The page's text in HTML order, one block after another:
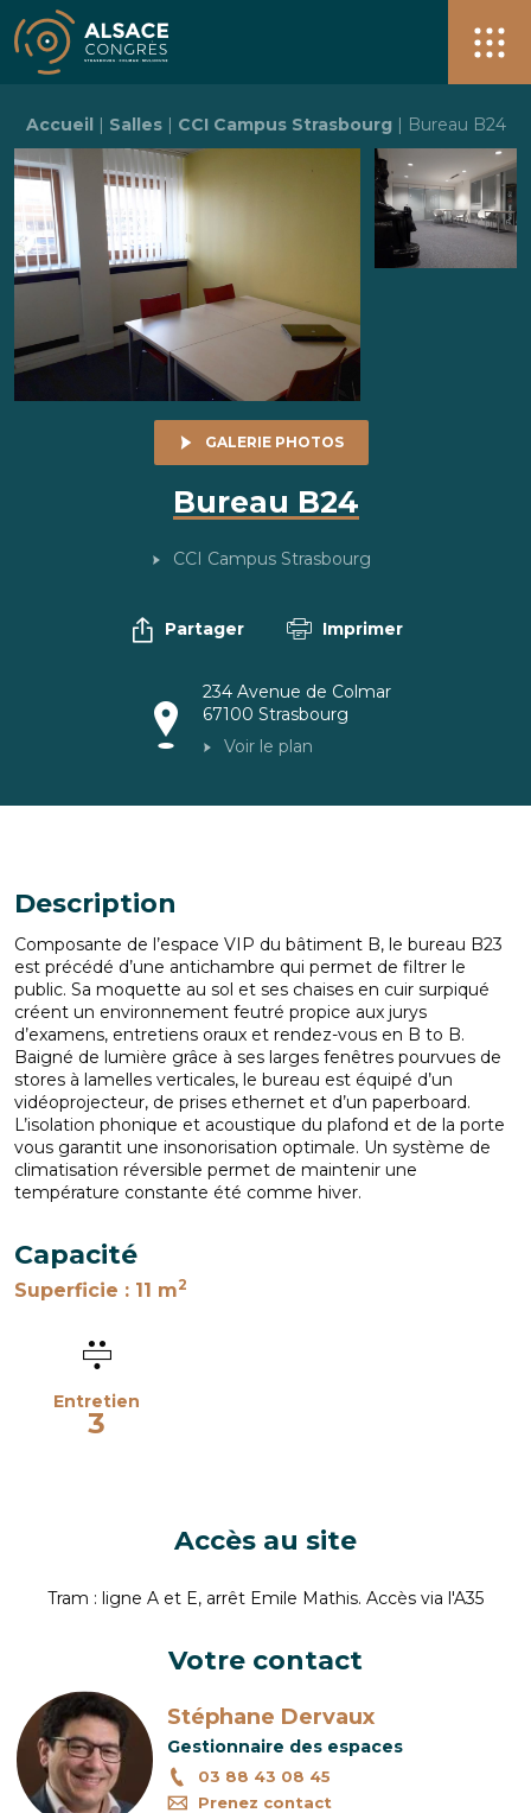
Alsace Congrès + de 40 salles pour vos événements à
Accueil| Salles| CCI Campus Strasbourg| Bureau B24
GALERIE PHOTOS
Bureau B24
CCI Campus Strasbourg
Partager Imprimer
234 Avenue de Colmar
67100 Strasbourg
Voir le plan
Description
Composante de l’espace VIP du bâtiment B, le bureau B23
est précédé d’une antichambre qui permet de filtrer le
public. Sa moquette au sol et ses chaises en cuir surpiqué
créent un environnement feutré propice aux jurys
d’examens, entretiens oraux et rendez-vous en B to B.
Baigné de lumière grâce à ses larges fenêtres pourvues de
stores à lamelles verticales, le bureau est équipé d’un
vidéoprojecteur, de prises ethernet et d’un paperboard.
L’isolation phonique et acoustique du plafond et de la porte
vous garantit une insonorisation optimale. Un système de
climatisation réversible permet de maintenir une
température constante été comme hiver.
Capacité
Superficie : 11 m2
Entretien
3
Accès au site
Tram : ligne A et E, arrêt Emile Mathis. Accès via l'A35
Votre contact
Stéphane Dervaux
Gestionnaire des espaces
03 88 43 08 45
Prenez contact